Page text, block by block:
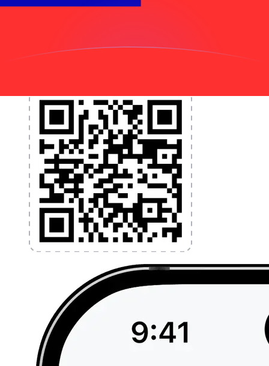
et la gestion de vos devises. Convertissez des devises,